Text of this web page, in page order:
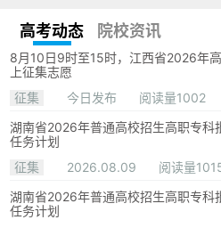
高考动态 院校资讯
8月10日9时至15时，江西省2026年
上征集志愿
征集
今日发布
阅读量1002
湖南省2026年普通高校招生高职专科
任务计划
征集
2026.08.09
阅读量
湖南省2026年普通高校招生高职专科
任务计划